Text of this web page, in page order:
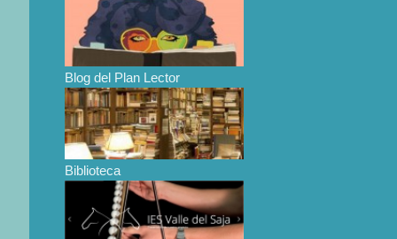
Blog del Plan Lector
Biblioteca